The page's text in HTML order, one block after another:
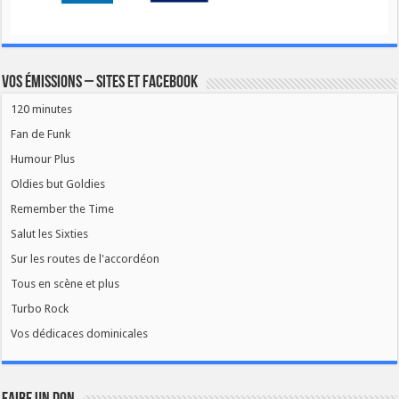
Vos émissions – Sites et Facebook
120 minutes
Fan de Funk
Humour Plus
Oldies but Goldies
Remember the Time
Salut les Sixties
Sur les routes de l'accordéon
Tous en scène et plus
Turbo Rock
Vos dédicaces dominicales